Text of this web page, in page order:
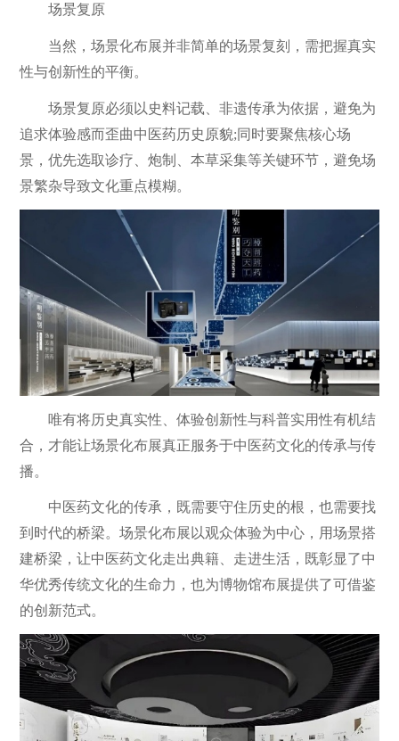
场景复原
当然，场景化布展并非简单的场景复刻，需把握真实
性与创新性的平衡。
场景复原必须以史料记载、非遗传承为依据，避免为
追求体验感而歪曲中医药历史原貌;同时要聚焦核心场
景，优先选取诊疗、炮制、本草采集等关键环节，避免场
景繁杂导致文化重点模糊。
唯有将历史真实性、体验创新性与科普实用性有机结
合，才能让场景化布展真正服务于中医药文化的传承与传
播。
中医药文化的传承，既需要守住历史的根，也需要找
到时代的桥梁。场景化布展以观众体验为中心，用场景搭
建桥梁，让中医药文化走出典籍、走进生活，既彰显了中
华优秀传统文化的生命力，也为博物馆布展提供了可借鉴
的创新范式。